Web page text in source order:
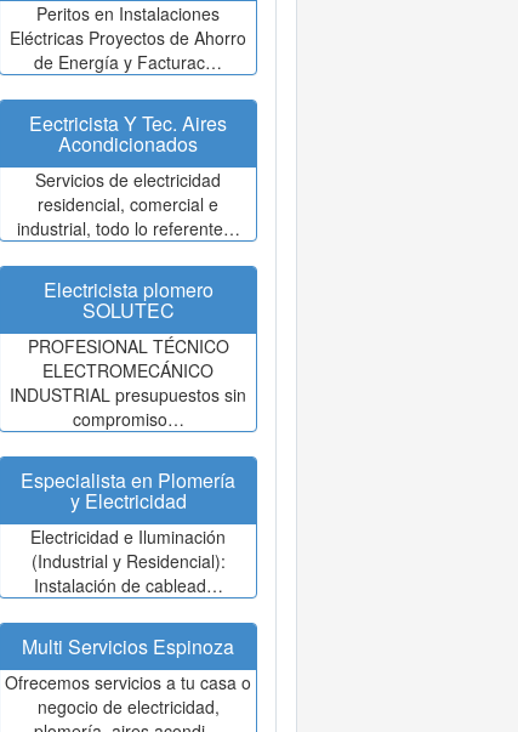
Peritos en Instalaciones
Eléctricas Proyectos de Ahorro
de Energía y Facturac…
Eectricista Y Tec. Aires
Acondicionados
Servicios de electricidad
residencial, comercial e
industrial, todo lo referente…
Electricista plomero
SOLUTEC
PROFESIONAL TÉCNICO
ELECTROMECÁNICO
INDUSTRIAL presupuestos sin
compromiso…
Especialista en Plomería
y Electricidad
Electricidad e Iluminación
(Industrial y Residencial):
Instalación de cablead…
Multi Servicios Espinoza
Ofrecemos servicios a tu casa o
negocio de electricidad,